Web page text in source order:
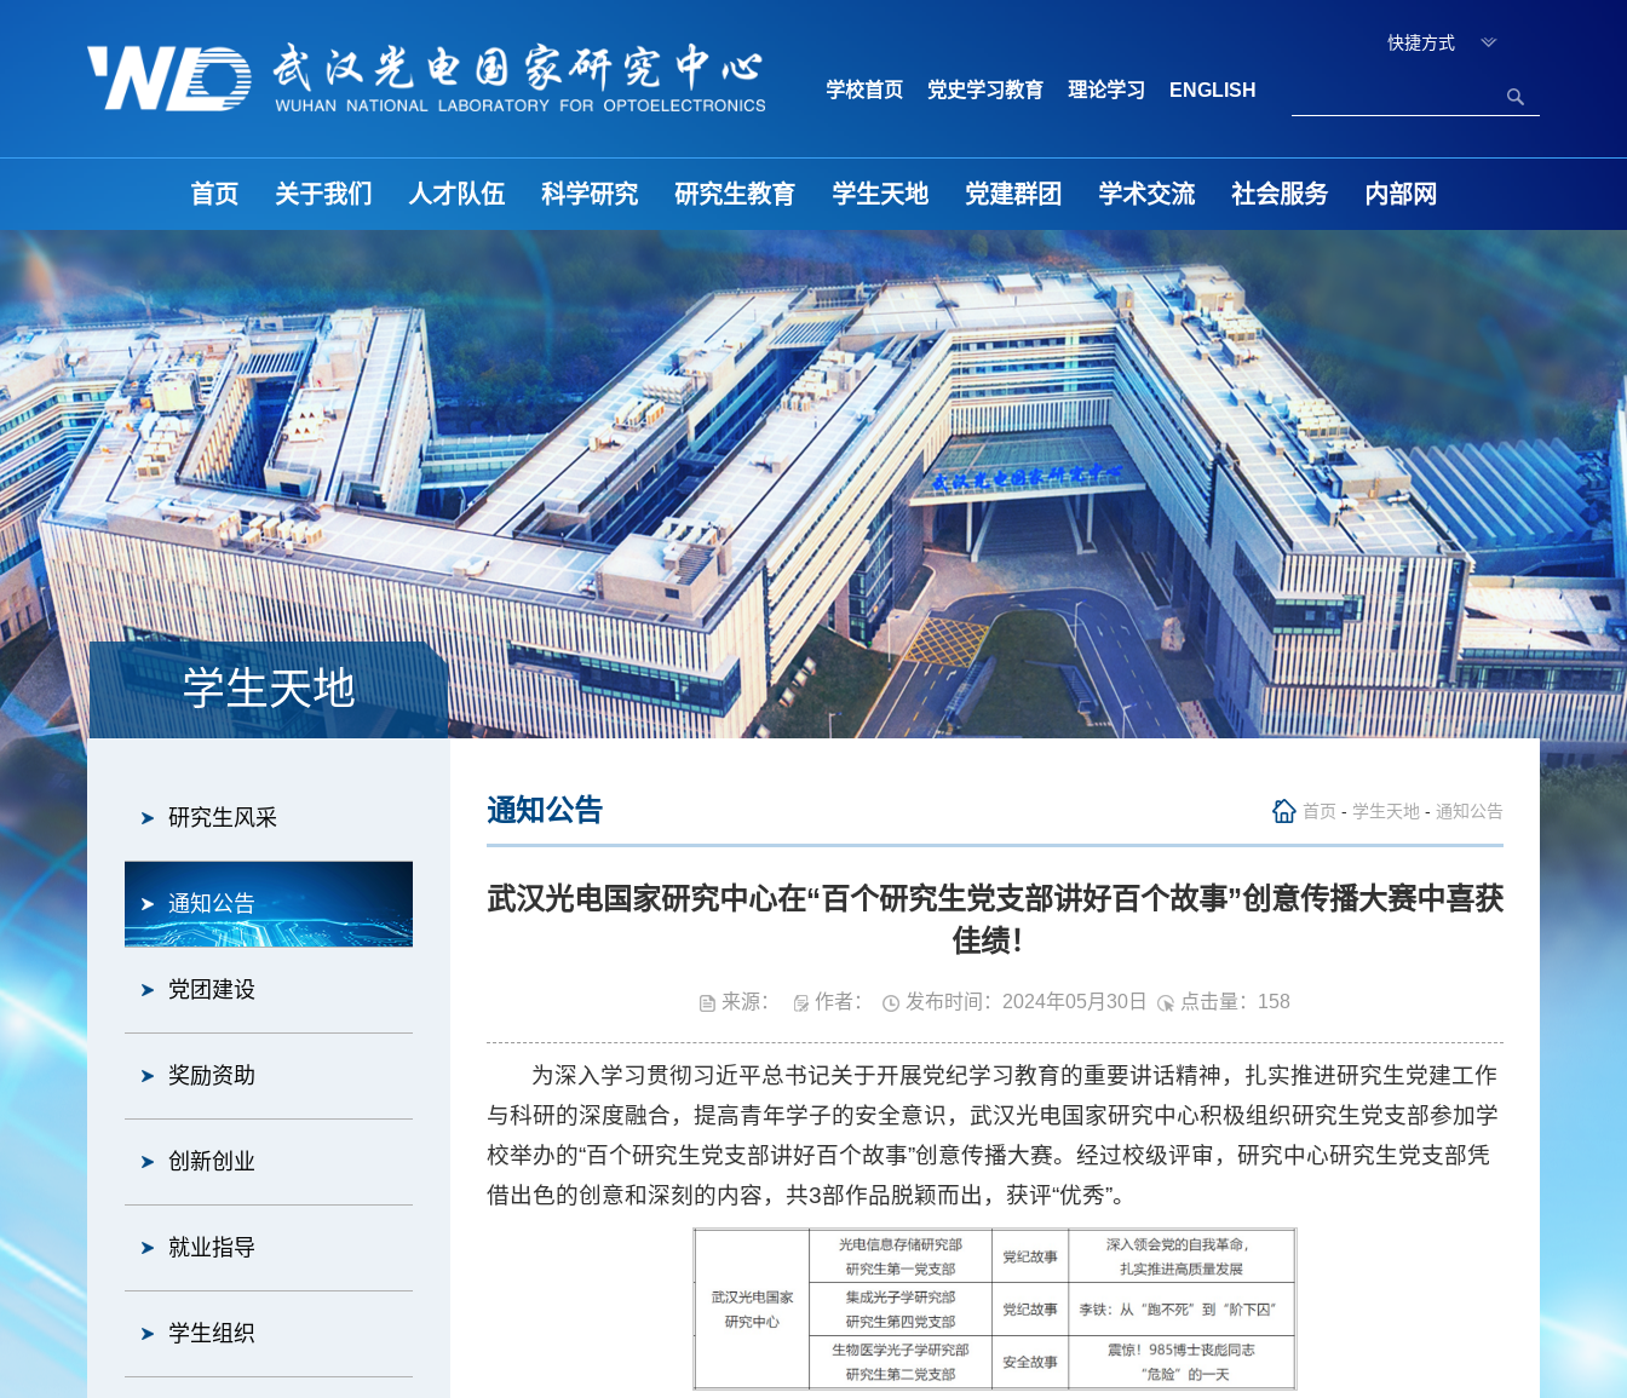
快捷方式
学校首页 党史学习教育 理论学习 ENGLISH
首页 关于我们 人才队伍 科学研究 研究生教育 学生天地 党建群团 学术交流 社会服务 内部网
学生天地
研究生风采
通知公告
党团建设
奖励资助
创新创业
就业指导
学生组织
通知公告 首页 - 学生天地 - 通知公告
武汉光电国家研究中心在“百个研究生党支部讲好百个故事”创意传播大赛中喜获
佳绩！
来源： 作者： 发布时间：2024年05月30日 点击量： 158
为深入学习贯彻习近平总书记关于开展党纪学习教育的重要讲话精神，扎实推进研究生党建工作
与科研的深度融合，提高青年学子的安全意识，武汉光电国家研究中心积极组织研究生党支部参加学
校举办的“百个研究生党支部讲好百个故事”创意传播大赛。经过校级评审，研究中心研究生党支部凭
借出色的创意和深刻的内容，共3部作品脱颖而出，获评“优秀”。